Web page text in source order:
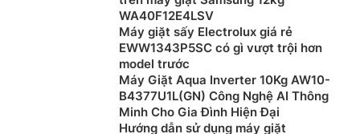
WA40F12E4LSV
Máy giặt sấy Electrolux giá rẻ
EWW1343P5SC có gì vượt trội hơn
model trước
Máy Giặt Aqua Inverter 10Kg AW10-
B4377U1L(GN) Công Nghệ AI Thông
Minh Cho Gia Đình Hiện Đại
Hướng dẫn sử dụng máy giặt